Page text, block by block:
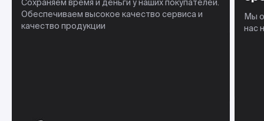
Сохраняем время и деньги у наших покупателей.
Обеспечиваем высокое качество сервиса и
качество продукции
Мы
нас